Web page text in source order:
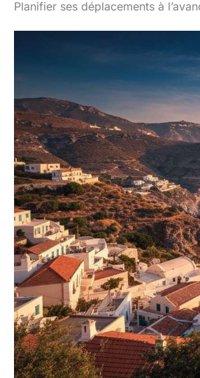
Planifier ses déplacements à